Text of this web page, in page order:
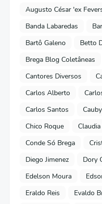
Augusto César 'ex
Banda Labaredas
Bartô Galeno
Betto
Brega Blog Coletâneas
Cantores Diversos
Carlos Alberto
Carlos Santos
Chico Roque
Conde Só Brega
Diego Jimenez
Dory
Edelson Moura
Eraldo Reis
Evaldo